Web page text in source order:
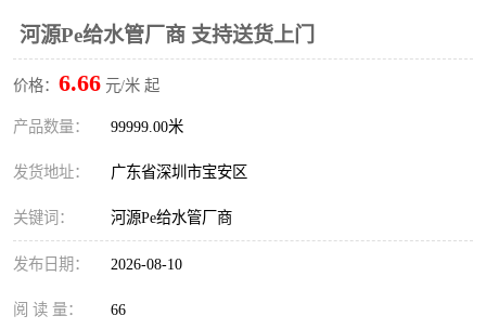
河源Pe给水管厂商 支持送货上门
价格： 6.66 元/米 起
产品数量： 99999.00米
发货地址： 广东省深圳市宝安区
关键词： 河源Pe给水管厂商
发布日期： 2026-08-10
阅 读 量： 66